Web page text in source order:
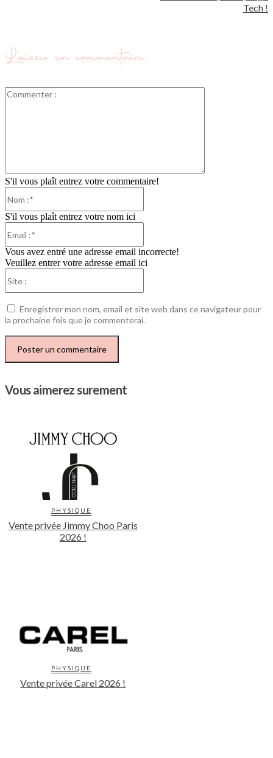
Tech !
Laisser un commentaire
S'il vous plaît entrez votre commentaire!
S'il vous plaît entrez votre nom ici
Vous avez entré une adresse email incorrecte!
Veuillez entrer votre adresse email ici
Enregistrer mon nom, email et site web dans ce navigateur pour
la prochaine fois que je commenterai.
Vous aimerez surement
PHYSIQUE
Vente privée Jimmy Choo Paris
2026 !
PHYSIQUE
Vente privée Carel 2026 !